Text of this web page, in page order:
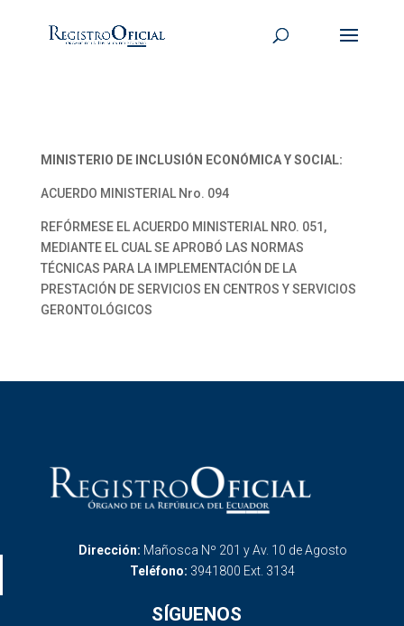
MINISTERIO DE INCLUSIÓN ECONÓMICA Y SOCIAL:
ACUERDO MINISTERIAL Nro. 094
REFÓRMESE EL ACUERDO MINISTERIAL NRO. 051,
MEDIANTE EL CUAL SE APROBÓ LAS NORMAS
TÉCNICAS PARA LA IMPLEMENTACIÓN DE LA
PRESTACIÓN DE SERVICIOS EN CENTROS Y SERVICIOS
GERONTOLÓGICOS
Dirección: Mañosca Nº 201 y Av. 10 de Agosto
Teléfono: 3941800 Ext. 3134
SÍGUENOS